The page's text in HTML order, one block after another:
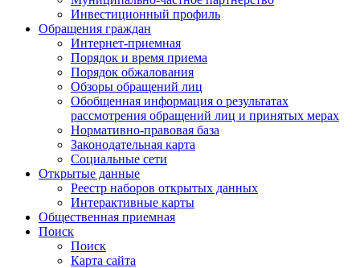
Инвестиционный профиль
Обращения граждан
Интернет-приемная
Порядок и время приема
Порядок обжалования
Обзоры обращений лиц
Обобщенная информация о результатах
рассмотрения обращений лиц и принятых мерах
Нормативно-правовая база
Законодательная карта
Социальные сети
Открытые данные
Реестр наборов открытых данных
Интерактивные карты
Общественная приемная
Поиск
Поиск
Карта сайта